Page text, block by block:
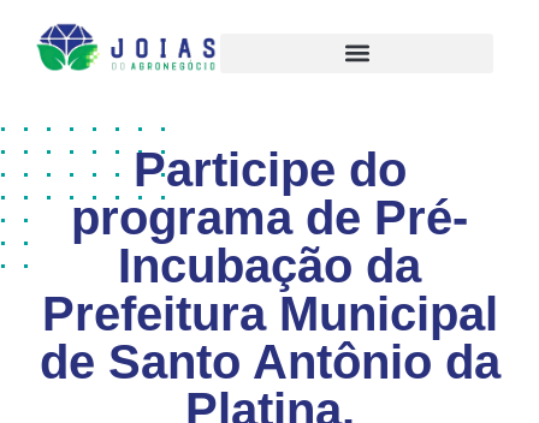
Participe do
programa de Pré-
Incubação da
Prefeitura Municipal
de Santo Antônio da
Platina.